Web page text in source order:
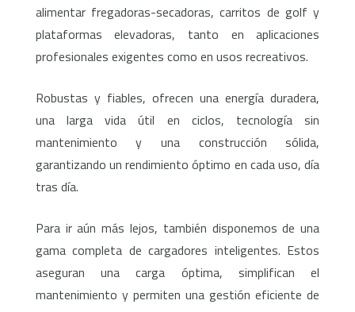
alimentar fregadoras-secadoras, carritos de golf y
plataformas elevadoras, tanto en aplicaciones
profesionales exigentes como en usos recreativos.
Robustas y fiables, ofrecen una energía duradera,
una larga vida útil en ciclos, tecnología sin
mantenimiento y una construcción sólida,
garantizando un rendimiento óptimo en cada uso, día
tras día.
Para ir aún más lejos, también disponemos de una
gama completa de cargadores inteligentes. Estos
aseguran una carga óptima, simplifican el
mantenimiento y permiten una gestión eficiente de